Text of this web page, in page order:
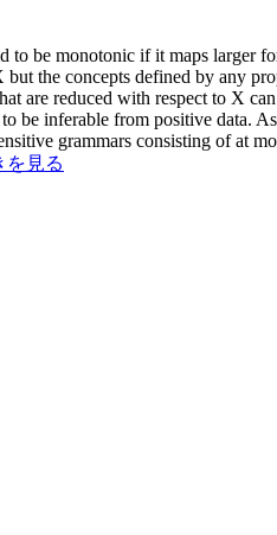
to be monotonic if it maps larger
the concepts defined by any
are reduced with respect to X
be inferable from positive data.
grammars consisting of at
を見る